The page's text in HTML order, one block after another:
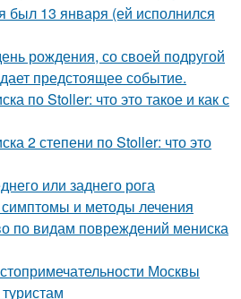
был 13 января (ей исполнился
рождения, со своей подругой
предстоящее событие.
по Stoller: что это такое и как с
2 степени по Stoller: что это
или заднего рога
и методы лечения
по видам повреждений мениска
Москвы